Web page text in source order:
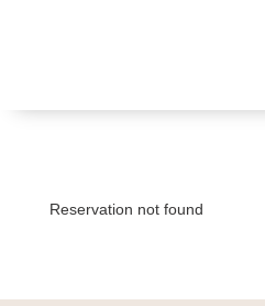
Reservation not found